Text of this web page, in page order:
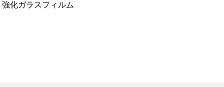
強化ガラスフィルム